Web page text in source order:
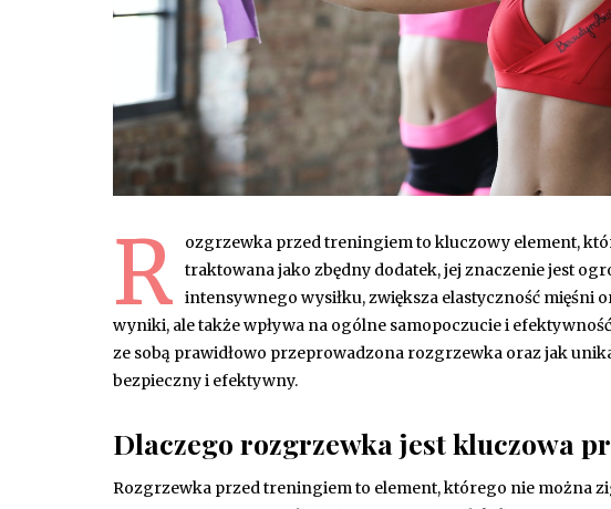
R
ozgrzewka przed treningiem to kluczowy element,
traktowana jako zbędny dodatek, jej znaczenie jest
intensywnego wysiłku, zwiększa elastyczność
wyniki, ale także wpływa na ogólne samopoczucie i
ze sobą prawidłowo przeprowadzona rozgrzewka oraz jak
bezpieczny i efektywny.
Dlaczego rozgrzewka jest kluczowa
Rozgrzewka przed treningiem to element, którego nie można